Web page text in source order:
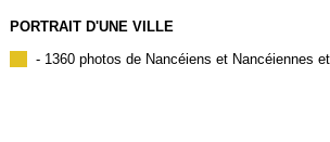
PORTRAIT D'UNE VILLE
- 1360 photos de Nancéiens et Nancéiennes